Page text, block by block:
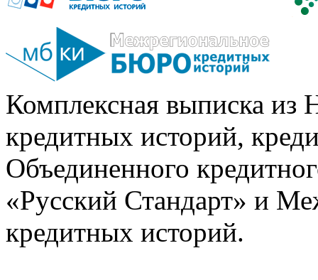
Комплексная выписка из
кредитных историй,
Объединенного
«Русский Стандарт» и
кредитных историй.